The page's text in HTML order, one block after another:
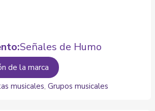
Señales de Humo
de la marca
musicales, Grupos musicales